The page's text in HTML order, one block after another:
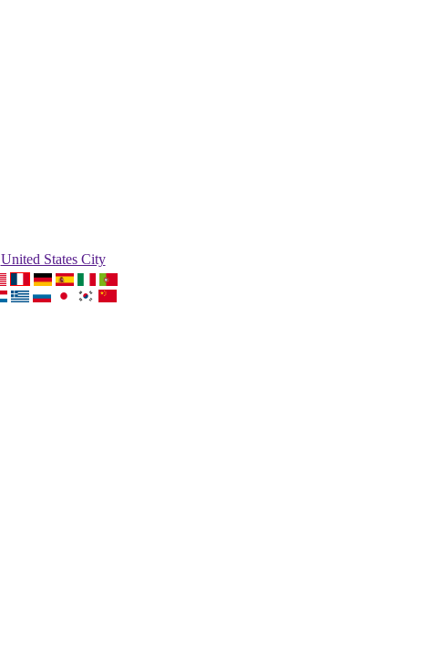
United States City